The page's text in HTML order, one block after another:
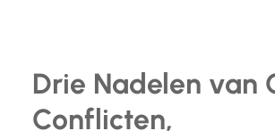
Drie Nadelen van
Conflicten,